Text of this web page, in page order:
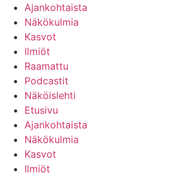
Ajankohtaista
Näkökulmia
Kasvot
Ilmiöt
Raamattu
Podcastit
Näköislehti
Etusivu
Ajankohtaista
Näkökulmia
Kasvot
Ilmiöt